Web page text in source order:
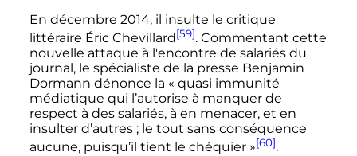
En décembre 2014, il insulte le critique
littéraire Éric Chevillard[59]. Commentant cette
nouvelle attaque à l'encontre de salariés du
journal, le spécialiste de la presse Benjamin
Dormann dénonce la « quasi immunité
médiatique qui l’autorise à manquer de
respect à des salariés, à en menacer, et en
insulter d’autres ; le tout sans conséquence
aucune, puisqu’il tient le chéquier »[60].